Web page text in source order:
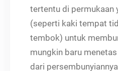
tertentu di permukaan
(seperti kaki tempat
tembok) untuk
mungkin baru
dari